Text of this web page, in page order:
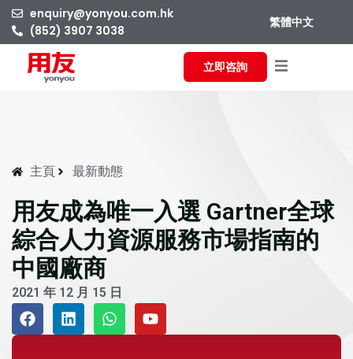
enquiry@yonyou.com.hk
(852) 3907 3038
繁體中文
立即咨詢
主頁 最新動態
用友成為唯一入選 Gartner全球
綜合人力資源服務市場指南的
中國廠商
2021 年 12 月 15 日